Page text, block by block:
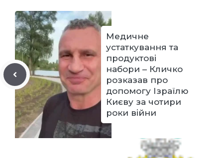
Медичне
устаткування та
продуктові
набори – Кличко
розказав про
допомогу Ізраїлю
Києву за чотири
роки війни